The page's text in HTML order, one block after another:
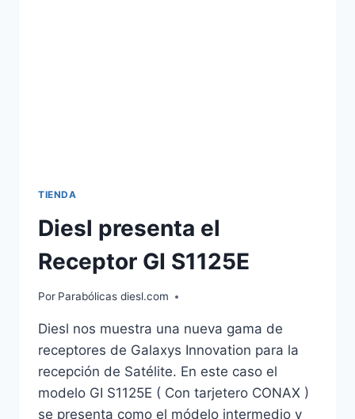
TIENDA
Diesl presenta el
Receptor GI S1125E
Por Parabólicas diesl.com
Diesl nos muestra una nueva gama de
receptores de Galaxys Innovation para la
recepción de Satélite. En este caso el
modelo GI S1125E ( Con tarjetero CONAX )
se presenta como el módelo intermedio y